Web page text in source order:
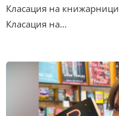
Класация на
Класация на…